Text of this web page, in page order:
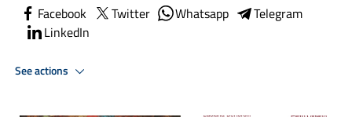
Facebook Twitter Whatsapp
Telegram
LinkedIn
See actions